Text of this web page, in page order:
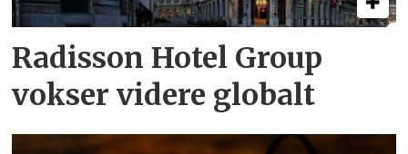
Radisson Hotel Group
vokser videre globalt